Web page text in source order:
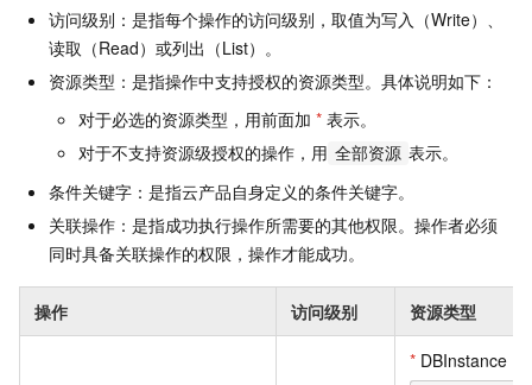
访问级别：是指每个操作的访问级别，取值为写入（Write）、
读取（Read）或列出（List）。
资源类型：是指操作中支持授权的资源类型。具体说明如下：
对于必选的资源类型，用前面加 * 表示。
对于不支持资源级授权的操作，用 全部资源 表示。
条件关键字：是指云产品自身定义的条件关键字。
关联操作：是指成功执行操作所需要的其他权限。操作者必须
同时具备关联操作的权限，操作才能成功。
操作 访问级别 资源类型
* DBInstance